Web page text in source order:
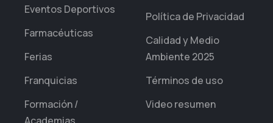
Eventos Deportivos
Farmacéuticas
Ferias
Franquicias
Formación /
Política de Privacidad
Calidad y Medio
Ambiente 2025
Términos de uso
Video resumen